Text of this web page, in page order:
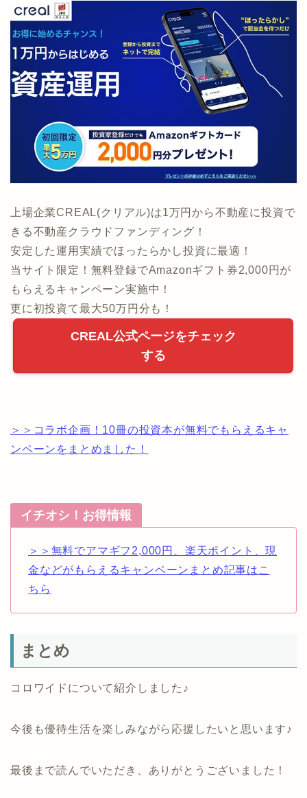
上場企業CREAL(クリアル)は1万円から不動産に投資で
きる不動産クラウドファンディング！
安定した運用実績でほったらかし投資に最適！
当サイト限定！無料登録でAmazonギフト券2,000円が
もらえるキャンペーン実施中！
更に初投資て最大50万円分も！
CREAL公式ページをチェック
する
＞＞コラボ企画！10冊の投資本が無料でもらえるキャ
ンペーンをまとめました！
イチオシ！お得情報
＞＞無料でアマギフ2,000円、楽天ポイント、現
金などがもらえるキャンペーンまとめ記事はこ
ちら
まとめ
コロワイドについて紹介しました♪
今後も優待生活を楽しみながら応援したいと思います♪
最後まで読んでいただき、ありがとうございました！